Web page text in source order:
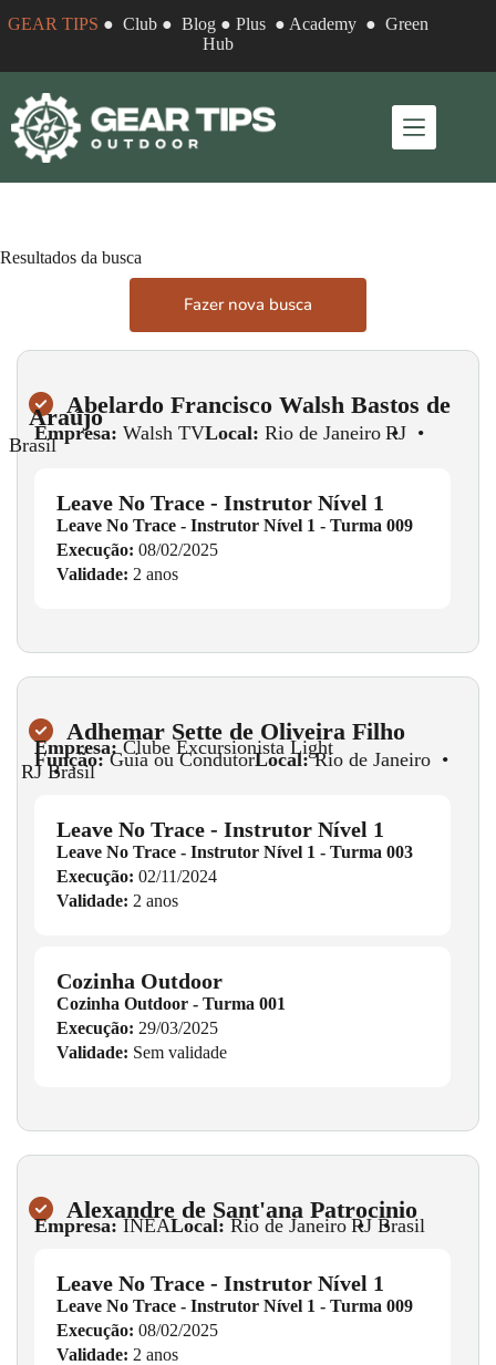
GEAR TIPS ●Club ●Blog ●Plus ● Academy ●Green
Hub
Resultados da busca
Fazer nova busca
Abelardo Francisco Walsh Bastos de
Araújo
Empresa: Walsh TVLocal: Rio de Janeiro •
RJ •
Brasil
Leave No Trace - Instrutor Nível 1
Leave No Trace - Instrutor Nível 1 - Turma 009
Execução: 08/02/2025
Validade: 2 anos
Adhemar Sette de Oliveira Filho
Empresa: Clube Excursionista Light
Função: Guia ou CondutorLocal:Rio de Janeiro •
RJ •
Brasil
Leave No Trace - Instrutor Nível 1
Leave No Trace - Instrutor Nível 1 - Turma 003
Execução: 02/11/2024
Validade: 2 anos
Cozinha Outdoor
Cozinha Outdoor - Turma 001
Execução: 29/03/2025
Validade: Sem validade
Alexandre de Sant'ana Patrocinio
Empresa: INEALocal: Rio de Janeiro •
RJ •
Brasil
Leave No Trace - Instrutor Nível 1
Leave No Trace - Instrutor Nível 1 - Turma 009
Execução: 08/02/2025
Validade: 2 anos